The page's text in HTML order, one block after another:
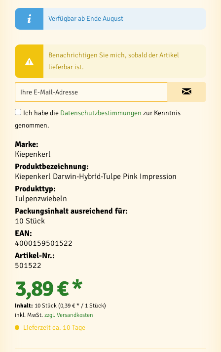
Verfügbar ab Ende August
Benachrichtigen Sie mich, sobald der Artikel
lieferbar ist.
Ich habe die Datenschutzbestimmungen zur Kenntnis
genommen.
Marke:
Kiepenkerl
Produktbezeichnung:
Kiepenkerl Darwin-Hybrid-Tulpe Pink Impression
Produkttyp:
Tulpenzwiebeln
Packungsinhalt ausreichend für:
10 Stück
EAN:
4000159501522
Artikel-Nr.:
501522
3,89 € *
Inhalt: 10 Stück (0,39 € * / 1 Stück)
inkl. MwSt. zzgl. Versandkosten
Lieferzeit ca. 10 Tage